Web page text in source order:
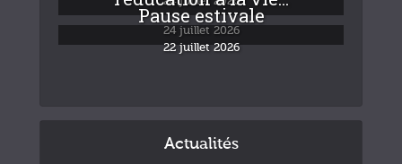
24 juillet 2026
Pause estivale
22 juillet 2026
Actualités